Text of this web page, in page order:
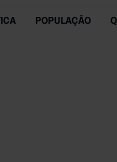
POPULAÇÃO